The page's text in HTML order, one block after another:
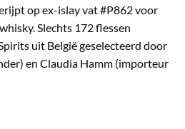
op ex-islay vat #P862 voor
Slechts 172 flessen
uit België geselecteerd door
en Claudia Hamm (importeur